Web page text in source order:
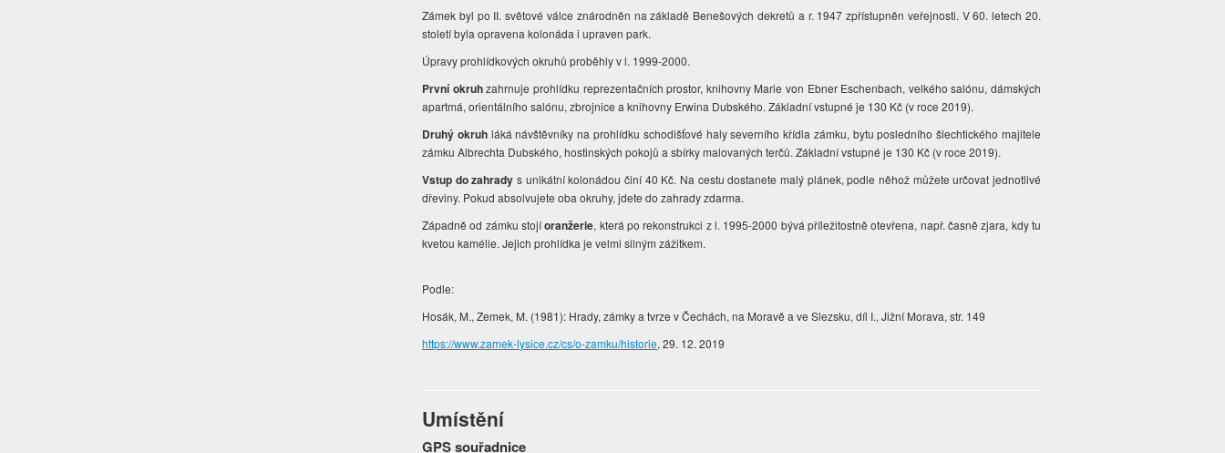
Zámek byl po II. světové válce znárodněn na základě Benešových dekretů a r. 1947 zpřístupněn veřejnosti. V 60. letech 20.
století byla opravena kolonáda i upraven park.
Úpravy prohlídkových okruhů proběhly v l. 1999-2000.
První okruhzahrnuje prohlídku reprezentačních prostor, knihovny Marie von Ebner Eschenbach, velkého salónu, dámských
apartmá, orientálního salónu, zbrojnice a knihovny Erwina Dubského. Základní vstupné je 130 Kč (v roce 2019).
Druhý okruh láká návštěvníky na prohlídku schodišťové haly severního křídla zámku, bytu posledního šlechtického majitele
zámku Albrechta Dubského, hostinských pokojů a sbírky malovaných terčů. Základní vstupné je 130 Kč (v roce 2019).
Vstup do zahrady s unikátní kolonádou činí 40 Kč. Na cestu dostanete malý plánek, podle něhož můžete určovat jednotlivé
dřeviny. Pokud absolvujete oba okruhy, jdete do zahrady zdarma.
Západně od zámku stojíoranžerie, která po rekonstrukci z l. 1995-2000 bývá příležitostně otevřena, např. časně zjara, kdy tu
kvetou kamélie. Jejich prohlídka je velmi silným zážitkem.
Podle:
Hosák, M., Zemek, M. (1981): Hrady, zámky a tvrze v Čechách, na Moravě a ve Slezsku, díl I., Jižní Morava, str. 149
https://www.zamek-lysice.cz/cs/o-zamku/historie, 29. 12. 2019
Umístění
GPS souřadnice